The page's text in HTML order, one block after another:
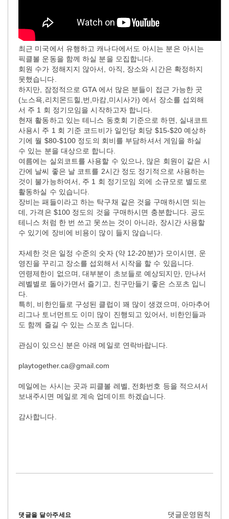
최근 미국에서 유행하고 캐나다에서도 아시는 분은 아시는
픽클볼 운동을 함께 하실 분을 모집합니다.
회원 수가 정해지지 않아서, 아직, 장소와 시간은 확정하지
못했습니다.
하지만, 잠정적으로 GTA 에서 많은 분들이 접근 가능한 곳
(노스욕,리치몬드힐,번,마캄,미시사가) 에서 장소를 섭외해
서 주 1 회 정기모임을 시작하고자 합니다.
현재 활동하고 있는 테니스 동호회 기준으로 하면, 실내코트
사용시 주 1 회 기준 코드비가 일인당 회당 $15-$20 예상하
기에 월 $80-$100 정도의 회비를 부담하셔서 게임을 하실
수 있는 분을 대상으로 합니다.
여름에는 실외코트를 사용할 수 있으나, 많은 회원이 같은 시
간에 날씨 좋은 날 코트를 2시간 정도 정기적으로 사용하는
것이 불가능하여서, 주 1 회 정기모임 외에 소규모로 별도로
활동하실 수 있습니다.
장비는 패들이라고 하는 탁구채 같은 것을 구매하시면 되는
데, 가격은 $100 정도의 것을 구매하시면 충분합니다. 공도
테니스 처럼 한 번 쓰고 못쓰는 것이 아니라, 장시간 사용할
수 있기에 장비에 비용이 많이 들지 않습니다.
자세한 것은 일정 수준의 숫자 (약 12-20분)가 모이시면, 운
영진을 꾸리고 장소를 섭외해서 시작을 할 수 있읍니다.
연령제한이 없으며, 대부분이 초보들로 예상되지만, 만나서
레벨별로 돌아가면서 즐기고, 친구만들기 좋은 스포츠 입니
다.
특히, 비한인들로 구성된 클럽이 꽤 많이 생겼으며, 아마추어
리그나 토너먼트도 이미 많이 진행되고 있어서, 비한인들과
도 함께 즐길 수 있는 스포츠 입니다.
관심이 있으신 분은 아래 메일로 연락바랍니다.
playtogether.ca@gmail.com
메일에는 사시는 곳과 피클볼 레벨, 전화번호 등을 적으셔서
보내주시면 메일로 계속 업데이트 하겠습니다.
감사합니다.
댓글을 달아주세요 댓글운영원칙